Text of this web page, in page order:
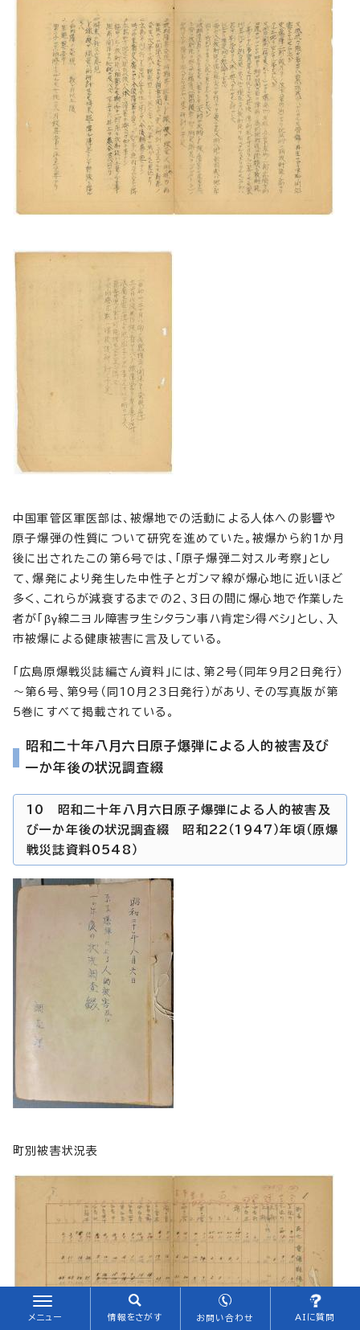
中国軍管区軍医部は、被爆地での活動による人体への影響や
原子爆弾の性質について研究を進めていた。被爆から約1か月
後に出されたこの第6号では、「原子爆弾ニ対スル考察」とし
て、爆発により発生した中性子とガンマ線が爆心地に近いほど
多く、これらが減衰するまでの2、3日の間に爆心地で作業した
者が「βγ線ニヨル障害ヲ生シタラン事ハ肯定シ得ベシ」とし、入
市被爆による健康被害に言及している。
「広島原爆戦災誌編さん資料」には、第2号（同年9月2日発行）
～第6号、第9号（同10月23日発行）があり、その写真版が第
5巻にすべて掲載されている。
昭和二十年八月六日原子爆弾による人的被害及び
一か年後の状況調査綴
10 昭和二十年八月六日原子爆弾による人的被害及
び一か年後の状況調査綴 昭和22（1947）年頃（原爆
戦災誌資料0548）
町別被害状況表
メニュー 情報をさがす お問い合わせ AIに質問